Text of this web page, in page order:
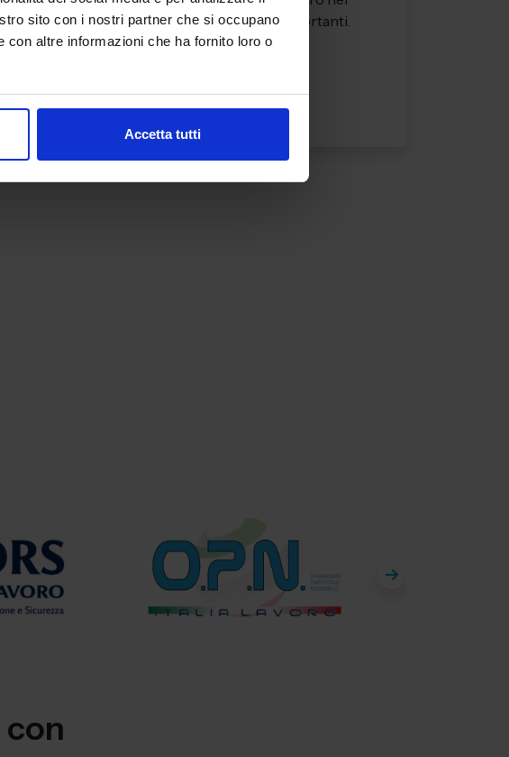
sito con i nostri partner che si occupano
con altre informazioni che ha fornito loro o
Accetta tutti
contesto globale i dati sono sconfortanti.
L’Ilo documenta che sono q...
con